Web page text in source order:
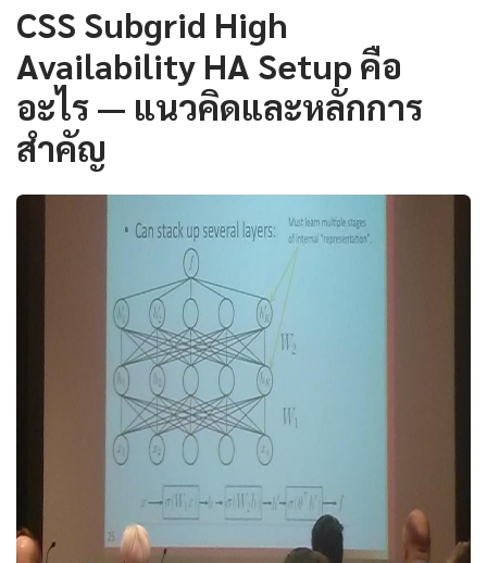
CSS Subgrid High
Availability HA Setup คือ
อะไร — แนวคิดและหลักการ
สำคัญ